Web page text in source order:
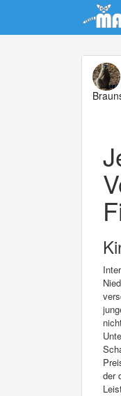
Update cookies preferences
der